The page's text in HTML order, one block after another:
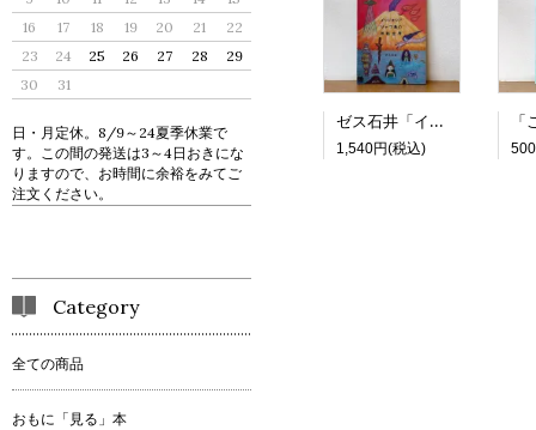
ゼス石井「インドネシア ジャワ島の神秘世界」
1,540円(税込)
16
17 18 19 20 21
22
23
24 25 26 27 28
29
30
31
日・月定休。8/9～24夏季休業で
す。この間の発送は3～4日おきにな
りますので、お時間に余裕をみてご
注文ください。
Category
全ての商品
おもに「見る」本